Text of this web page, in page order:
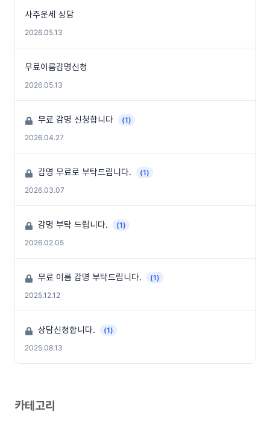
사주운세 상담
2026.05.13
무료이름감명신청
2026.05.13
무료 감명 신청합니다
(1)
2026.04.27
감명 무료로 부탁드립니다.
(1)
2026.03.07
감명 부탁 드립니다.
(1)
2026.02.05
무료 이름 감명 부탁드립니다.
(1)
2025.12.12
상담신청합니다.
(1)
2025.08.13
카테고리